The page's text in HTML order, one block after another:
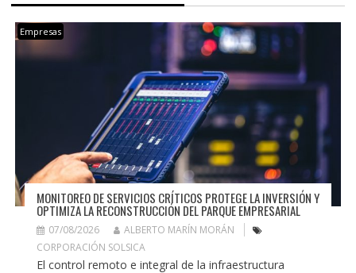
Empresas
MONITOREO DE SERVICIOS CRÍTICOS PROTEGE LA INVERSIÓN Y
OPTIMIZA LA RECONSTRUCCIÓN DEL PARQUE EMPRESARIAL
07/08/2026
ALBERTO MARÍN MORÁN
CORPORACIÓN SOLSICA
El control remoto e integral de la infraestructura